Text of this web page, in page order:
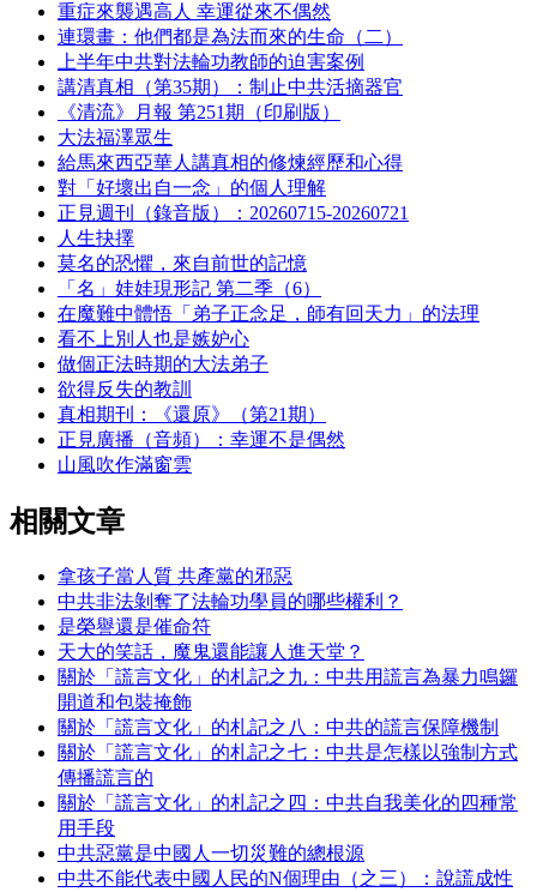
重症來襲遇高人 幸運從來不偶然
連環畫：他們都是為法而來的生命（二）
上半年中共對法輪功教師的迫害案例
講清真相（第35期）：制止中共活摘器官
《清流》月報 第251期（印刷版）
大法福澤眾生
給馬來西亞華人講真相的修煉經歷和心得
對「好壞出自一念」的個人理解
正見週刊（錄音版）：20260715-20260721
人生抉擇
莫名的恐懼，來自前世的記憶
「名」娃娃現形記 第二季（6）
在魔難中體悟「弟子正念足，師有回天力」的法理
看不上別人也是嫉妒心
做個正法時期的大法弟子
欲得反失的教訓
真相期刊：《還原》（第21期）
正見廣播（音頻）：幸運不是偶然
山風吹作滿窗雲
相關文章
拿孩子當人質 共產黨的邪惡
中共非法剝奪了法輪功學員的哪些權利？
是榮譽還是催命符
天大的笑話，魔鬼還能讓人進天堂？
關於「謊言文化」的札記之九：中共用謊言為暴力鳴鑼
開道和包裝掩飾
關於「謊言文化」的札記之八：中共的謊言保障機制
關於「謊言文化」的札記之七：中共是怎樣以強制方式
傳播謊言的
關於「謊言文化」的札記之四：中共自我美化的四種常
用手段
中共惡黨是中國人一切災難的總根源
中共不能代表中國人民的N個理由（之三）：說謊成性